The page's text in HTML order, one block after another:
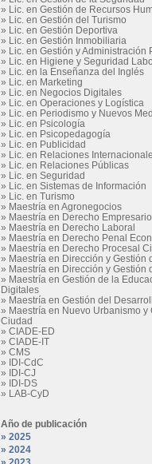
» Lic. en Gestión de Recursos
» Lic. en Gestión del Turismo
» Lic. en Gestión Deportiva
» Lic. en Gestión Inmobiliaria
» Lic. en Gestión y Administración
» Lic. en Higiene y Seguridad
» Lic. en la Enseñanza del Inglés
» Lic. en Marketing
» Lic. en Negocios Digitales
» Lic. en Operaciones y Logística
» Lic. en Periodismo y Nuevos
» Lic. en Psicología
» Lic. en Psicopedagogía
» Lic. en Publicidad
» Lic. en Relaciones
» Lic. en Relaciones Públicas
» Lic. en Seguridad
» Lic. en Sistemas de Información
» Lic. en Turismo
» Maestría en Agronegocios
» Maestría en Derecho Empresario
» Maestría en Derecho Laboral
» Maestría en Derecho Penal
» Maestría en Derecho Procesal
» Maestría en Dirección y Gestión
» Maestría en Dirección y Gestión
» Maestría en Gestión de la
Digitales
» Maestría en Gestión del
» Maestría en Nuevo Urbanismo y
Ciudad
» CIADE-ED
» CIADE-IT
» CMS
»
IDI-CdC
»
IDI-CJ
»
IDI-DS
» LAB-CyD
Año de publicación
» 2025
» 2024